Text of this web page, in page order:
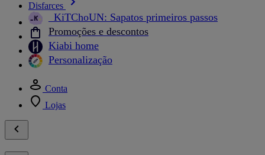
Disfarces
_KiTChoUN: Sapatos primeiros passos
Promoções e descontos
Kiabi home
Personalização
Conta
Lojas